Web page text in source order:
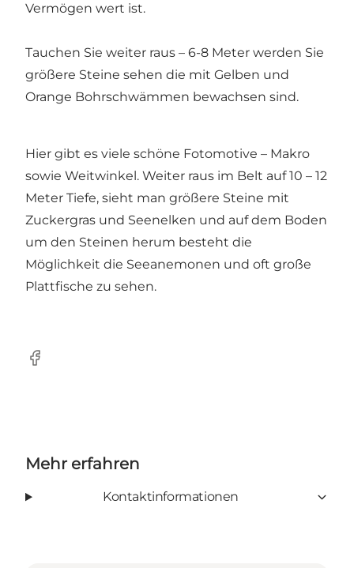
Vermögen wert ist.
Tauchen Sie weiter raus – 6-8 Meter werden Sie
größere Steine sehen die mit Gelben und
Orange Bohrschwämmen bewachsen sind.
Hier gibt es viele schöne Fotomotive – Makro
sowie Weitwinkel. Weiter raus im Belt auf 10 – 12
Meter Tiefe, sieht man größere Steine mit
Zuckergras und Seenelken und auf dem Boden
um den Steinen herum besteht die
Möglichkeit die Seeanemonen und oft große
Plattfische zu sehen.
Facebook
Mehr erfahren
Kontaktinformationen